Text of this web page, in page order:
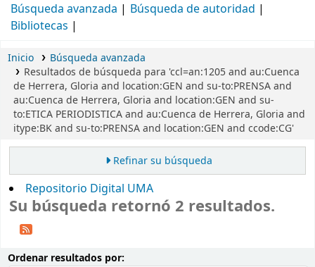
Búsqueda avanzada
Búsqueda de autoridad
Bibliotecas
Inicio
Búsqueda avanzada
Resultados de búsqueda para 'ccl=an:1205 and au:Cuenca
de Herrera, Gloria and location:GEN and su-to:PRENSA and
au:Cuenca de Herrera, Gloria and location:GEN and su-
to:ETICA PERIODISTICA and au:Cuenca de Herrera, Gloria and
itype:BK and su-to:PRENSA and location:GEN and ccode:CG'
Refinar su búsqueda
Repositorio Digital UMA
Su búsqueda retornó 2 resultados.
Ordenar resultados por: